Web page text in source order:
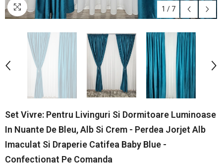
1 / 7
Set Vivre: Pentru Livinguri Si Dormitoare Luminoase
In Nuante De Bleu, Alb Si Crem - Perdea Jorjet Alb
Imaculat Si Draperie Catifea Baby Blue -
Confectionat Pe Comanda